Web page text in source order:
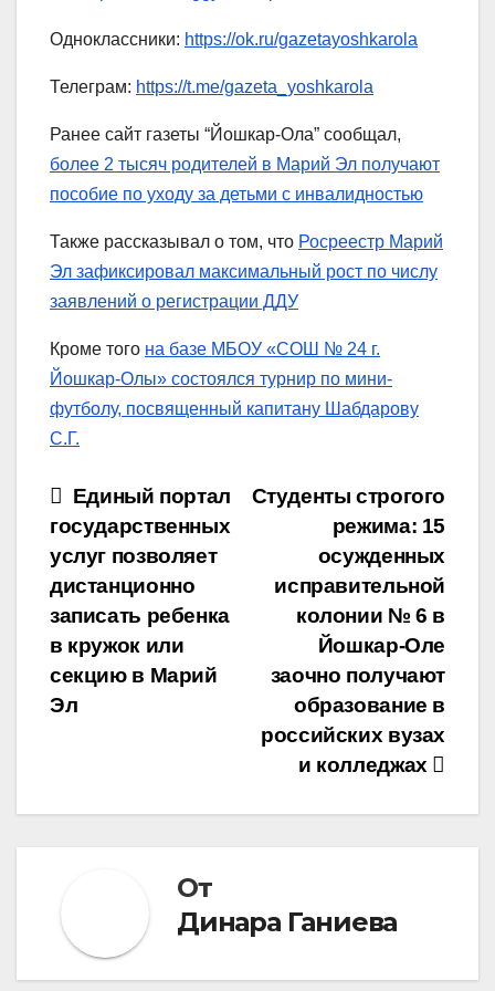
Одноклассники: https://ok.ru/gazetayoshkarola
Телеграм: https://t.me/gazeta_yoshkarola
Ранее сайт газеты “Йошкар-Ола” сообщал,
более 2 тысяч родителей в Марий Эл получают
пособие по уходу за детьми с инвалидностью
Также рассказывал о том, что Росреестр Марий
Эл зафиксировал максимальный рост по числу
заявлений о регистрации ДДУ
Кроме того на базе МБОУ «СОШ № 24 г.
Йошкар-Олы» состоялся турнир по мини-
футболу, посвященный капитану Шабдарову
С.Г.
Навигация
по
записям
Студенты строгого
режима: 15
осужденных
исправительной
колонии № 6 в
Йошкар-Оле
заочно получают
образование в
российских вузах
и колледжах
Единый портал
государственных
услуг позволяет
дистанционно
записать ребенка
в кружок или
секцию в Марий
Эл
От
Динара Ганиева